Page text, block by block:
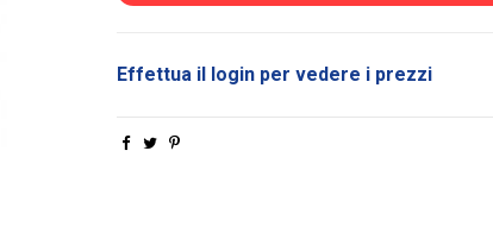
Effettua il login per vedere i prezzi